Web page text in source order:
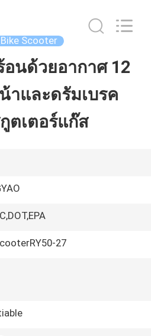
Scooter
อนด้วยอากาศ 12
าและดรัมเบรค
ตเตอร์แก๊ส
27